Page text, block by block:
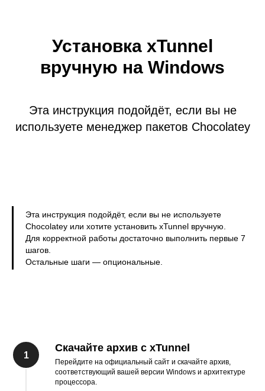
Установка xTunnel
вручную на Windows
Эта инструкция подойдёт, если вы не
используете менеджер пакетов Chocolatey
Эта инструкция подойдёт, если вы не используете
Chocolatey или хотите установить xTunnel вручную.
Для корректной работы достаточно выполнить первые 7
шагов.
Остальные шаги — опциональные.
Скачайте архив с xTunnel
Перейдите на официальный сайт и скачайте архив,
соответствующий вашей версии Windows и архитектуре
процессора.